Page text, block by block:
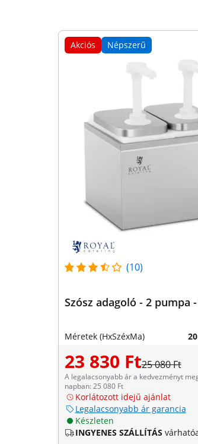
Akciós Népszerű
(10)
Szósz adagoló - 2 pumpa
Méretek (HxSzéxMa)
23 830 Ft25 080 Ft
A legalacsonyabb ár a kedvezményt
napban: 25 080 Ft
Korlátozott idejű ajánlat
Legalacsonyabb ár garancia
Készleten
INGYENES SZÁLLÍTÁS